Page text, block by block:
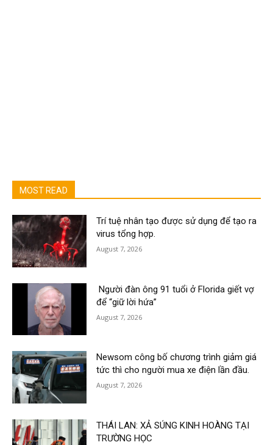
MOST READ
Trí tuệ nhân tạo được sử dụng để tạo ra
virus tổng hợp.
August 7, 2026
Người đàn ông 91 tuổi ở Florida giết vợ
để “giữ lời hứa”
August 7, 2026
Newsom công bố chương trình giảm giá
tức thì cho người mua xe điện lần đầu.
August 7, 2026
THÁI LAN: XẢ SÚNG KINH HOÀNG TẠI
TRƯỜNG HỌC